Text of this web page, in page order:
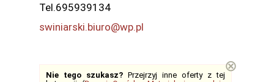
Tel.695939134
swiniarski.biuro@wp.pl
Nie tego szukasz? Przejrzyj inne oferty z tej
⊗